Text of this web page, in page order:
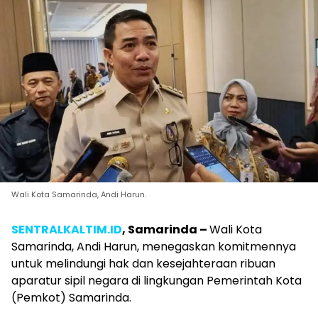
Wali Kota Samarinda, Andi Harun.
SENTRALKALTIM.ID, Samarinda –Wali Kota
Samarinda, Andi Harun, menegaskan komitmennya
untuk melindungi hak dan kesejahteraan ribuan
aparatur sipil negara di lingkungan Pemerintah Kota
(Pemkot) Samarinda.